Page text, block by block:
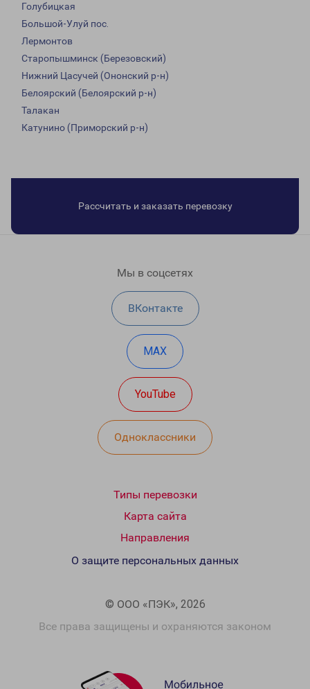
Голубицкая
Большой-Улуй пос.
Лермонтов
Старопышминск (Березовский)
Нижний Цасучей (Ононский р-н)
Белоярский (Белоярский р-н)
Талакан
Катунино (Приморский р-н)
Рассчитать и заказать перевозку
Мы в соцсетях
ВКонтакте
MAX
YouTube
Одноклассники
Типы перевозки
Карта сайта
Направления
© ООО «ПЭК», 2026
Все права защищены и охраняются законом
О защите персональных данных